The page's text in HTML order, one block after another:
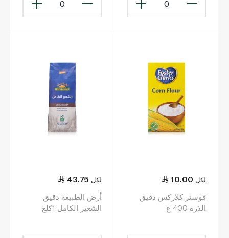
0
0
10.00 لكل
فوستر كلاركس دقيق
الذرة 400 غ
43.75 لكل
أرض الطبيعة دقيق
الشعير الكامل 1كلغ